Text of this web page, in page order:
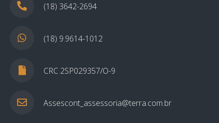
(18) 3642-2694
(18) 9.9614-1012
CRC 2SP029357/O-9
Assescont_assessoria@terra.com.br